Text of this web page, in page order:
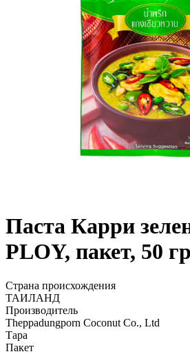
Паста Карри
PLOY, пакет, 50
Страна происхождения
ТАИЛАНД
Производитель
Theppadungporn Coconut Co., Ltd
Тара
Пакет